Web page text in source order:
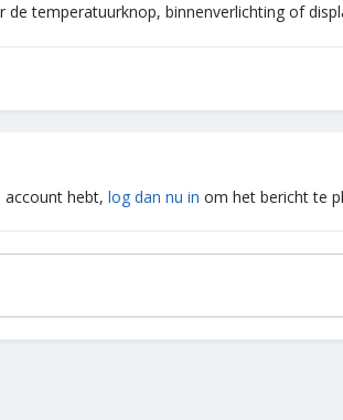
temperatuurknop, binnenverlichting of
account hebt, log dan nu in om het bericht te